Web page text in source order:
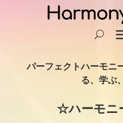
パーフェクトハーモニ
る、学ぶ
☆ハーモニ